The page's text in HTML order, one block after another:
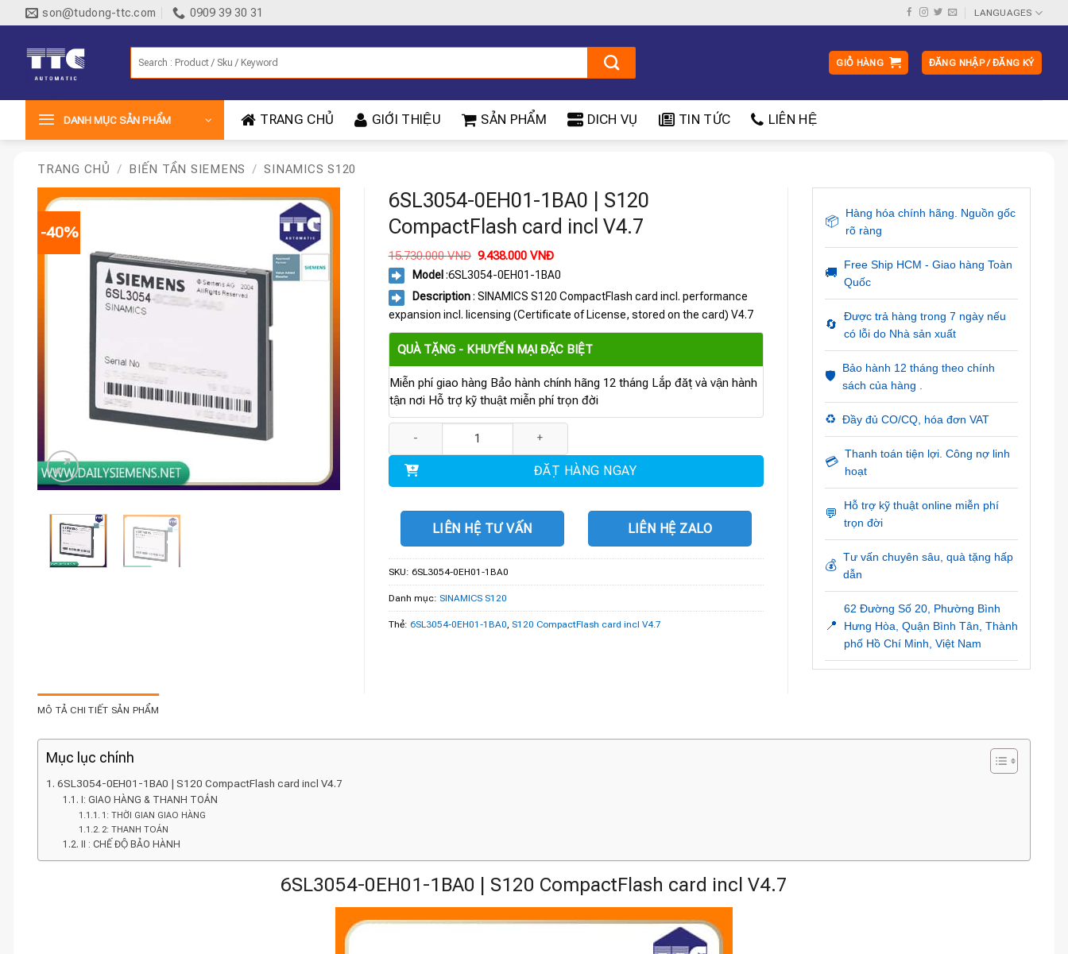
qua
son@tudong-ttc.com 0909 39 30 31 LANGUAGES
GIỎ HÀNG ĐĂNG NHẬP / ĐĂNG KÝ
DANH MỤC SẢN PHẨM TRANG CHỦ GIỚI THIỆU SẢN PHẨM DICH VỤ TIN TỨC LIÊN HỆ
TRANG CHỦ / BIẾN TẦN SIEMENS / SINAMICS S120
-40%
6SL3054-0EH01-1BA0 | S120
CompactFlash card incl V4.7
15.730.000VNĐ Giá
gốc
là:
15.730.000 VNĐ.
9.438.000VNĐGiá
hiện
tại
là:
9.438.000 VNĐ.
Model :6SL3054-0EH01-1BA0
Description: SINAMICS S120 CompactFlash card incl. performance
expansion incl. licensing (Certificate of License, stored on the card) V4.7
QUÀ TẶNG - KHUYẾN MẠI ĐẶC BIỆT
Miễn phí giao hàng Bảo hành chính hãng 12 tháng Lắp đặt và vận hành
tận nơi Hỗ trợ kỹ thuật miễn phí trọn đời
ĐẶT HÀNG NGAY
LIÊN HỆ TƯ VẤN LIÊN HỆ ZALO
SKU: 6SL3054-0EH01-1BA0
Danh mục: SINAMICS S120
Thẻ: 6SL3054-0EH01-1BA0 S120 CompactFlash card incl V4.7
📦
Hàng hóa chính hãng. Nguồn gốc
rõ ràng
🚚
Free Ship HCM - Giao hàng Toàn
Quốc
🔄
Được trả hàng trong 7 ngày nếu
có lỗi do Nhà sản xuất
🛡️
Bảo hành 12 tháng theo chính
sách của hàng .
♻️ Đầy đủ CO/CQ, hóa đơn VAT
💳
Thanh toán tiện lợi. Công nợ linh
hoạt
💬
Hỗ trợ kỹ thuật online miễn phí
trọn đời
💰
Tư vấn chuyên sâu, quà tặng hấp
dẫn
📍
62 Đường Số 20, Phường Bình
Hưng Hòa, Quận Bình Tân, Thành
phố Hồ Chí Minh, Việt Nam
MÔ TẢ CHI TIẾT SẢN PHẨM
Mục lục chính
6SL3054-0EH01-1BA0 | S120 CompactFlash card incl V4.7
I: GIAO HÀNG & THANH TOÁN
1: THỜI GIAN GIAO HÀNG
2: THANH TOÁN
II : CHẾ ĐỘ BẢO HÀNH
6SL3054-0EH01-1BA0 | S120 CompactFlash card incl V4.7